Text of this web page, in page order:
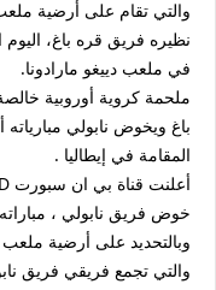
والتي تقام على أرضية
نظيره فريق قره باغ، اليوم
في ملعب دييغو مارادونا.
ملحمة كروية أوروبية
باغ ويخوض نابولي
المقامة في إيطاليا .
خوض فريق نابولي ،
والتي تجمع فريقي فريق